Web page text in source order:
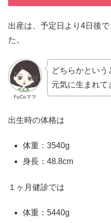
出産は、予定日より4日後
た。
FuCoママ
どちらかという
元気に生まれて
出生時の体格は
体重：3540g
身長：48.8cm
１ヶ月健診では
体重：5440g